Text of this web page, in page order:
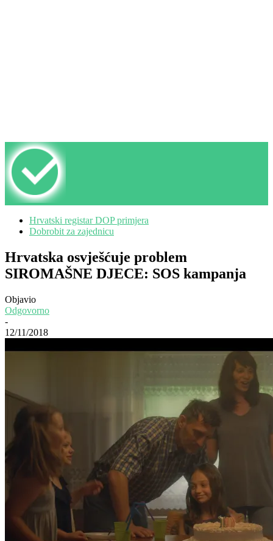
Hrvatski registar DOP primjera
Dobrobit za zajednicu
Hrvatska osvješćuje problem
SIROMAŠNE DJECE: SOS kampanja
Objavio
Odgovorno
-
12/11/2018